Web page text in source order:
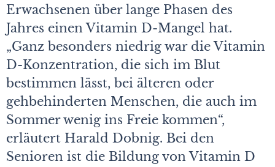
Erwachsenen über lange Phasen des
Jahres einen Vitamin D-Mangel hat.
„Ganz besonders niedrig war die Vitamin
D-Konzentration, die sich im Blut
bestimmen lässt, bei älteren oder
gehbehinderten Menschen, die auch im
Sommer wenig ins Freie kommen“,
erläutert Harald Dobnig. Bei den
Senioren ist die Bildung von Vitamin D